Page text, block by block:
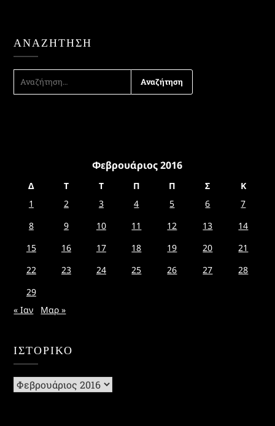
ΑΝΑΖΉΤΗΣΗ
ΑΝΑΖΉΤΗΣΗ
ΓΙΑ:
Φεβρουάριος 2016
Δ Τ Τ Π Π Σ
Κ
1
2 3 4 5 6
7
8
9 10 11 12 13
14
15
16 17 18 19 20
21
22
23 24 25 26 27
28
29
« Ιαν
Μαρ »
ΙΣΤΟΡΙΚΌ
Ιστορικό